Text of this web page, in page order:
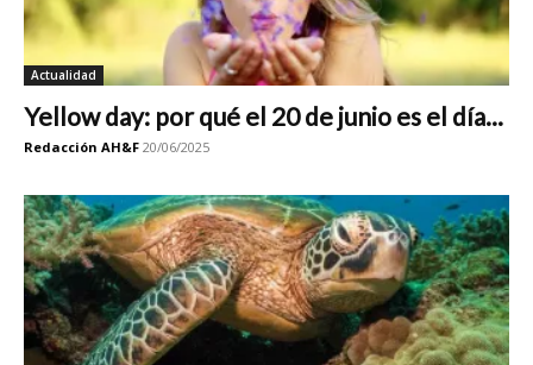
Actualidad
Yellow day: por qué el 20 de junio es el día...
Redacción AH&F 20/06/2025